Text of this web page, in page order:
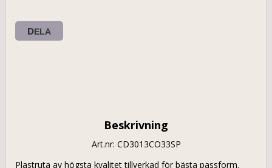
DELA
Beskrivning
Art.nr: CD3013CO33SP
Plastruta av högsta kvalitet tillverkad för bästa passform.